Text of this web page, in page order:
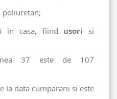
poliuretan;
in casa, fiind usori si
37 este de 107
la data cumpararii si este